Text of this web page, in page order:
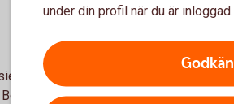
instru­ment emitterade av
har en kreditrisk på Swedbank.
under din profil när du är inloggad.